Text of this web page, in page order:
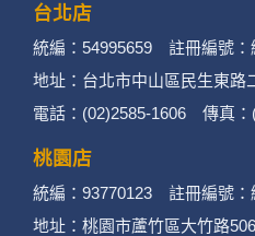
經加密的保護下，不適
隱私權保護政策。
二、個資蒐集處理利用
2. 蒐集目的：提供本公
台北店
統編：54995659 註冊編號：
地址：台北市中山區民生東路
電話：(02)2585-1606 傳真：
桃園店
統編：93770123 註冊編號：
地址：桃園市蘆竹區大竹路